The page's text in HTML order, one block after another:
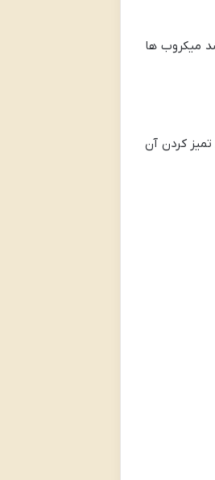
میکروب ها
الکل (حدود 70 درصد) روشی ایمن برای تمیز کردن آن